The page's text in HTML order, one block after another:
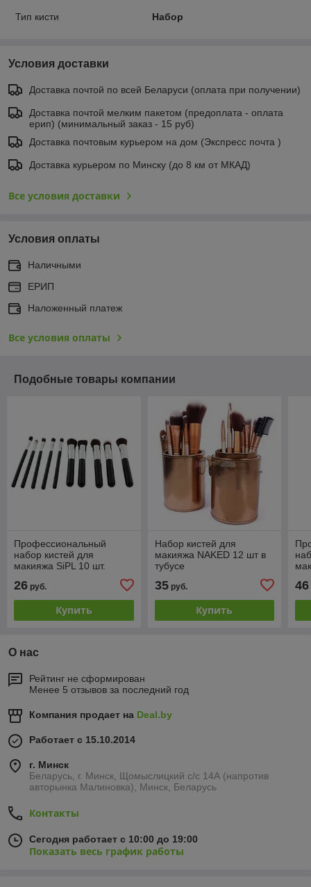
Тип кисти Набор
Условия доставки
Доставка почтой по всей Беларуси (оплата при получении)
Доставка почтой мелким пакетом (предоплата - оплата
ерип) (минимальный заказ - 15 руб)
Доставка почтовым курьером на дом (Экспресс почта )
Доставка курьером по Минску (до 8 км от МКАД)
Все условия доставки
Условия оплаты
Наличными
ЕРИП
Наложенный платеж
Все условия оплаты
Подобные товары компании
Профессиональный
набор кистей для
макияжа SiPL 10 шт.
26 руб.
Купить
Набор кистей для
макияжа NAKED 12 шт в
тубусе
35руб.
Купить
46
О нас
Рейтинг не сформирован
Менее 5 отзывов за последний год
Компания продает на Deal.by
Работает с 15.10.2014
г. Минск
Беларусь, г. Минск, Щомыслицкий с/с 14А (напротив
авторынка Малиновка), Минск, Беларусь
Контакты
Сегодня работает с 10:00 до 19:00
Показать весь график работы